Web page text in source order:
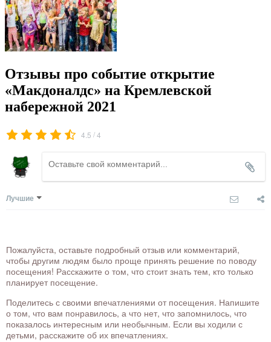
Отзывы про событие открытие
«Макдоналдс» на Кремлевской
набережной 2021
4.5 /4
Лучшие
Пожалуйста, оставьте подробный отзыв или комментарий,
чтобы другим людям было проще принять решение по поводу
посещения! Расскажите о том, что стоит знать тем, кто только
планирует посещение.
Поделитесь с своими впечатлениями от посещения. Напишите
о том, что вам понравилось, а что нет, что запомнилось, что
показалось интересным или необычным. Если вы ходили с
детьми, расскажите об их впечатлениях.